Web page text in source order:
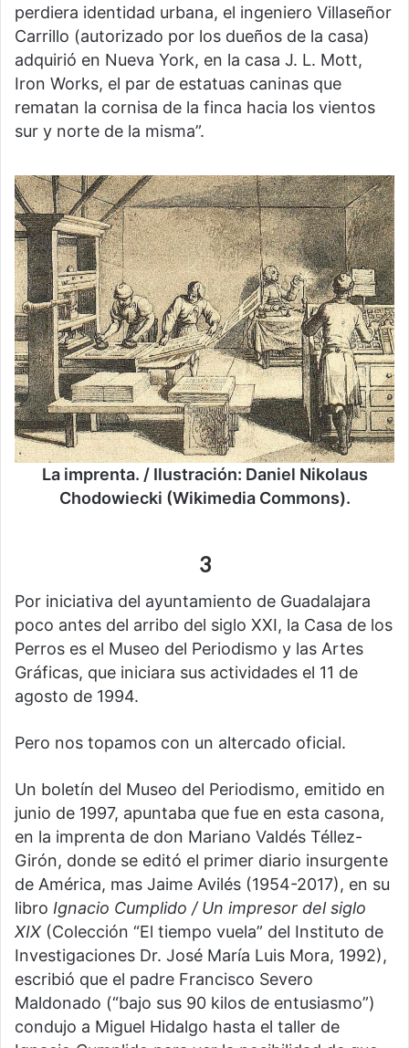
perdiera identidad urbana, el ingeniero Villaseñor
Carrillo (autorizado por los dueños de la casa)
adquirió en Nueva York, en la casa J. L. Mott,
Iron Works, el par de estatuas caninas que
rematan la cornisa de la finca hacia los vientos
sur y norte de la misma”.
La imprenta. / Ilustración: Daniel Nikolaus
Chodowiecki (Wikimedia Commons).
3
Por iniciativa del ayuntamiento de Guadalajara
poco antes del arribo del siglo XXI, la Casa de los
Perros es el Museo del Periodismo y las Artes
Gráficas, que iniciara sus actividades el 11 de
agosto de 1994.
Pero nos topamos con un altercado oficial.
Un boletín del Museo del Periodismo, emitido en
junio de 1997, apuntaba que fue en esta casona,
en la imprenta de don Mariano Valdés Téllez-
Girón, donde se editó el primer diario insurgente
de América, mas Jaime Avilés (1954-2017), en su
libro Ignacio Cumplido / Un impresor del siglo
XIX (Colección “El tiempo vuela” del Instituto de
Investigaciones Dr. José María Luis Mora, 1992),
escribió que el padre Francisco Severo
Maldonado (“bajo sus 90 kilos de entusiasmo”)
condujo a Miguel Hidalgo hasta el taller de